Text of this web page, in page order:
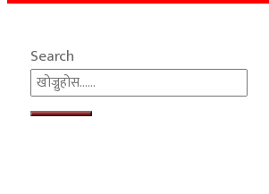
Search